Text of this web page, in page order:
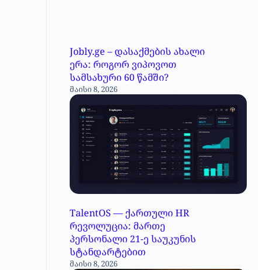
Jobly.ge – დასაქმების ახალი
ერა: როგორ ვიპოვოთ
სამსახური 60 წამში?
მაისი 8, 2026
TalentOS — ქართული HR
რევოლუცია: მართე
პერსონალი 21-ე საუკუნის
სტანდარტებით
მაისი 8, 2026